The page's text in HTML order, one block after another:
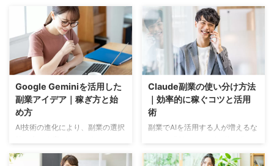
Google Geminiを活用した
副業アイデア｜稼ぎ方と始
め方
AI技術の進化により、副業の選択
中でもGoogle Geminiは、文章作
成や情報整理、アイデア出し、プ
Claude副業の使い分け方法
｜効率的に稼ぐコツと活用
術
副業でAIを活用する人が増えるな
れば、より効率よく収益につなげ
られるのか」と悩む方は少なくあ